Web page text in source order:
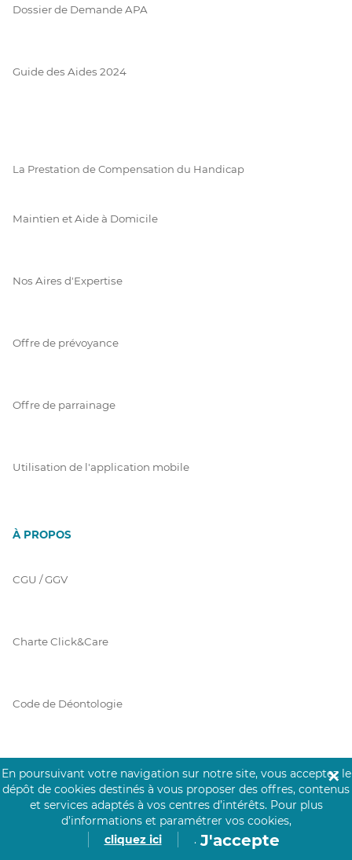
Dossier de Demande APA
Guide des Aides 2024
La Prestation de Compensation du Handicap
Maintien et Aide à Domicile
Nos Aires d'Expertise
Offre de prévoyance
Offre de parrainage
Utilisation de l'application mobile
À PROPOS
CGU / GGV
Charte Click&Care
Code de Déontologie
Prérequis Click&Care
En poursuivant votre navigation sur notre site, vous acceptez le
dépôt de cookies destinés à vous proposer des offres, contenus
et services adaptés à vos centres d’intérêts. Pour plus
d’informations et paramétrer vos cookies,
cliquez ici
. J'accepte
✕